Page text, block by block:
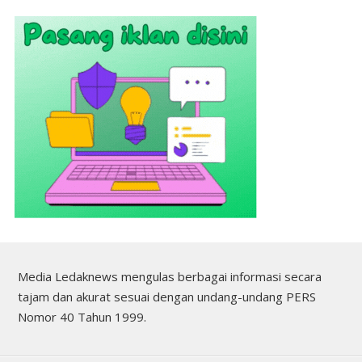
Media Ledaknews mengulas berbagai informasi secara
tajam dan akurat sesuai dengan undang-undang PERS
Nomor 40 Tahun 1999.